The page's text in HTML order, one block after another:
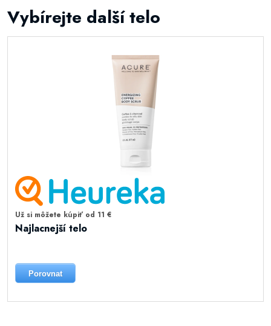
Vybírejte další telo
Už si môžete kúpiť od 11 €
Najlacnejší telo
Porovnat